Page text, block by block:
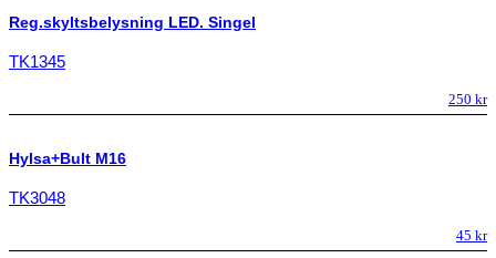
Reg.skyltsbelysning LED. Singel
TK1345
250 kr
Hylsa+Bult M16
TK3048
45 kr